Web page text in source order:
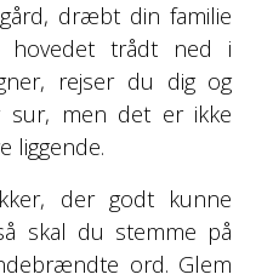
dræbt din familie
hovedet trådt ned i
rejser du dig og
sur, men det er ikke
liggende.
der godt kunne
skal du stemme på
ord. Glem